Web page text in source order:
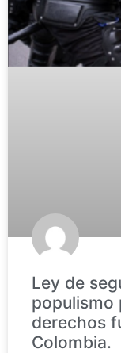
Ley de
populismo
derechos
Colombia.